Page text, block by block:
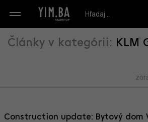
Články v kategórii: KLM
Construction update: Bytový dom